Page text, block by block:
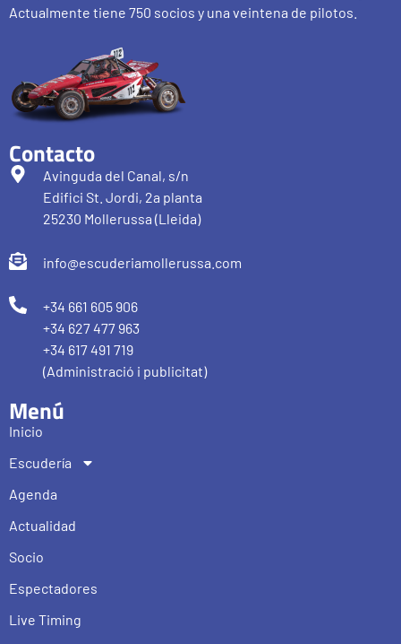
Actualmente tiene 750 socios y una veintena de pilotos.
Contacto
Avinguda del Canal, s/n
Edifici St. Jordi, 2a planta
25230 Mollerussa (Lleida)
info@escuderiamollerussa.com
+34 661 605 906
+34 627 477 963
+34 617 491 719
(Administració i publicitat)
Menú
Inicio
Escudería
Agenda
Actualidad
Socio
Espectadores
Live Timing